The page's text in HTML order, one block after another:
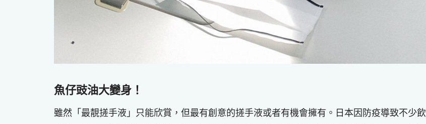
魚仔豉油大變身！
雖然「最靚搓手液」只能欣賞，但最有創意的搓手液或者有機會擁有。日本因防疫導致不少飲